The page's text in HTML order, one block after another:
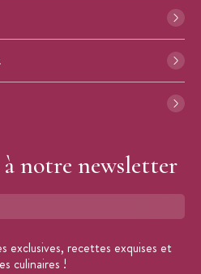
notre newsletter
exclusives, recettes exquises et
culinaires !